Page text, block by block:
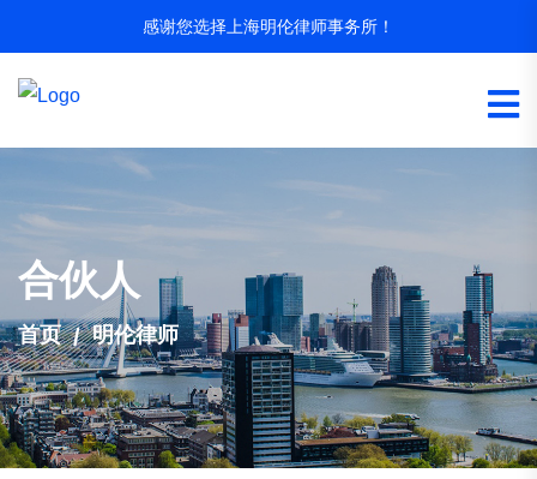
感谢您选择上海明伦律师事务所！
合伙人
首页 明伦律师